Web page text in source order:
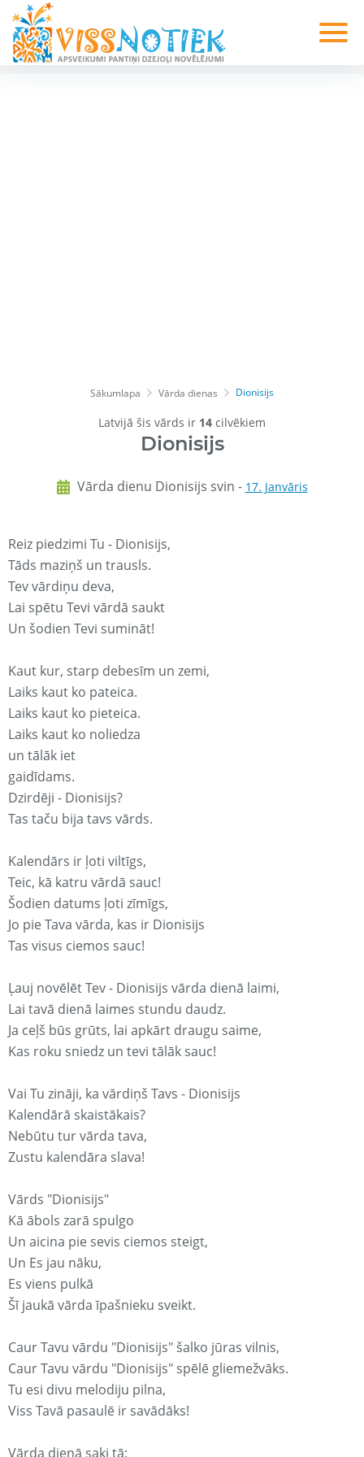
Sākumlapa Vārda dienas Dionisijs
Latvijā šis vārds ir 14 cilvēkiem
Dionisijs
Vārda dienu Dionisijs svin - 17. Janvāris
Reiz piedzimi Tu - Dionisijs,
Tāds maziņš un trausls.
Tev vārdiņu deva,
Lai spētu Tevi vārdā saukt
Un šodien Tevi sumināt!
Kaut kur, starp debesīm un zemi,
Laiks kaut ko pateica.
Laiks kaut ko pieteica.
Laiks kaut ko noliedza
un tālāk iet
gaidīdams.
Dzirdēji - Dionisijs?
Tas taču bija tavs vārds.
Kalendārs ir ļoti viltīgs,
Teic, kā katru vārdā sauc!
Šodien datums ļoti zīmīgs,
Jo pie Tava vārda, kas ir Dionisijs
Tas visus ciemos sauc!
Ļauj novēlēt Tev - Dionisijs vārda dienā laimi,
Lai tavā dienā laimes stundu daudz.
Ja ceļš būs grūts, lai apkārt draugu saime,
Kas roku sniedz un tevi tālāk sauc!
Vai Tu zināji, ka vārdiņš Tavs - Dionisijs
Kalendārā skaistākais?
Nebūtu tur vārda tava,
Zustu kalendāra slava!
Vārds "Dionisijs"
Kā ābols zarā spulgo
Un aicina pie sevis ciemos steigt,
Un Es jau nāku,
Es viens pulkā
Šī jaukā vārda īpašnieku sveikt.
Caur Tavu vārdu "Dionisijs" šalko jūras vilnis,
Caur Tavu vārdu "Dionisijs" spēlē gliemežvāks.
Tu esi divu melodiju pilna,
Viss Tavā pasaulē ir savādāks!
Vārda dienā saki tā: